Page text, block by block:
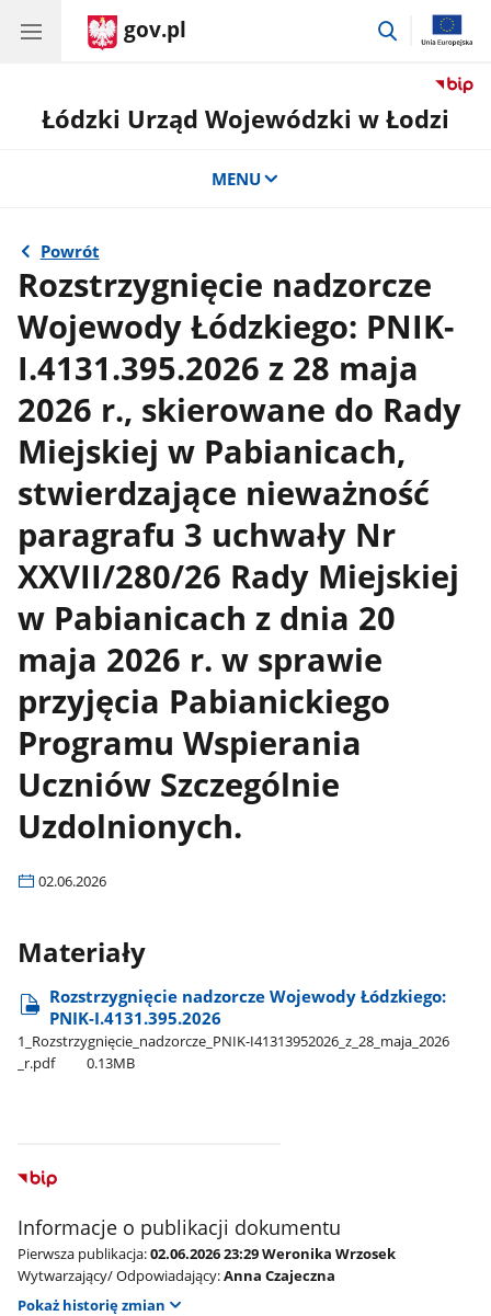
gov.pl
przejdź
Łódzki Urząd Wojewódzki w Łodzi
MENU
Powrót
Rozstrzygnięcie nadzorcze
Wojewody Łódzkiego: PNIK-
I.4131.395.2026 z 28 maja
2026 r., skierowane do Rady
Miejskiej w Pabianicach,
stwierdzające nieważność
paragrafu 3 uchwały Nr
XXVII/280/26 Rady Miejskiej
w Pabianicach z dnia 20
maja 2026 r. w sprawie
przyjęcia Pabianickiego
Programu Wspierania
Uczniów Szczególnie
Uzdolnionych.
02.06.2026
Materiały
Rozstrzygnięcie nadzorcze Wojewody Łódzkiego:
PNIK-I.4131.395.2026
1​_Rozstrzygnięcie​_nadzorcze​_PNIK-I41313952026​_z​_28​_maja​_2026​
_r.pdf
0.13MB
Informacje o publikacji dokumentu
Pierwsza publikacja:02.06.2026 23:29 Weronika Wrzosek
Wytwarzający/ Odpowiadający:Anna Czajeczna
Pokaż historię zmian